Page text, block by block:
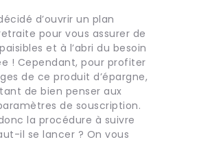
d’ouvrir un plan
pour vous assurer de
et à l’abri du besoin
! Cependant, pour profiter
de ce produit d’épargne,
de bien penser aux
de souscription.
la procédure à suivre
il se lancer ? On vous